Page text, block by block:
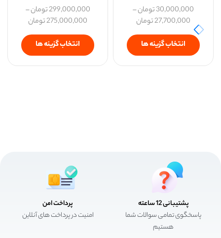
30,000,000تومان–
27,700,000تومان
انتخاب گزینه ها
299,000,000تومان–
275,000,000تومان
انتخاب گزینه ها
پشتیبانی 12 ساعته
پاسخگوی تمامی سوالات شما
هستیم
پرداخت امن
امنیت در پرداخت های آنلاین